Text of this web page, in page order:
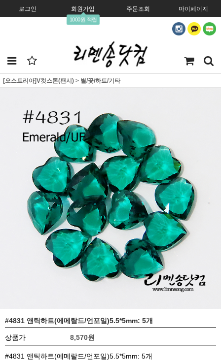
로그인 회원가입
1000원 적립
주문조회 마이페이지
[오스트리아]V컷스톤(팬시) > 별/꽃/하트/기타
#4831 앤틱하트(에메랄드/언포일)5.5*5mm: 5개
상품가 8,570원
#4831 앤틱하트(에메랄드/언포일)5.5*5mm: 5개